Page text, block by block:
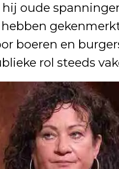
oude
boeren en
rol steeds